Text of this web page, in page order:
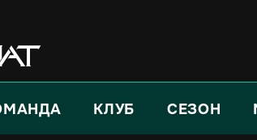
КЛУБ СЕЗОН